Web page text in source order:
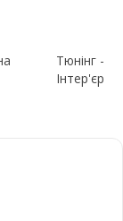
Тюнінг -
Інтер'єр